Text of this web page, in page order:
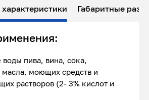
Габаритные
пива, вина, сока,
масла, моющих средств и
растворов (2- 3% кислот и